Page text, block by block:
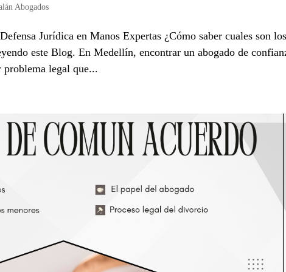
Abogados
Jurídica en Manos Expertas ¿Cómo saber cuales son
este Blog. En Medellín, encontrar un abogado de
problema legal que...